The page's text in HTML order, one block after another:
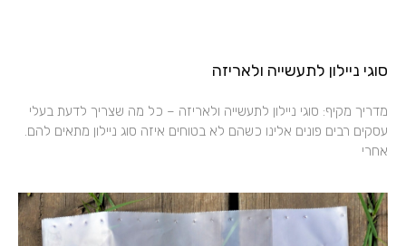
סוגי ניילון לתעשייה ולאריזה
מדריך מקיף: סוגי ניילון לתעשייה ולאריזה – כל מה שצריך לדעת בעלי
עסקים רבים פונים אלינו כשהם לא בטוחים איזה סוג ניילון מתאים להם.
אחרי